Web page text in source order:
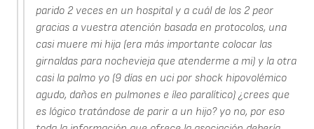
parido 2 veces en un hospital y a cuál de los 2 peor
gracias a vuestra atención basada en protocolos, una
casi muere mi hija (era más importante colocar las
girnaldas para nochevieja que atenderme a mi) y la otra
casi la palmo yo (9 días en uci por shock hipovolémico
agudo, daños en pulmones e íleo paralítico) ¿crees que
es lógico tratándose de parir a un hijo? yo no, por eso